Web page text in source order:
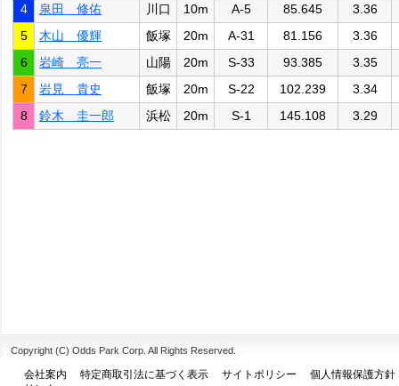
4
泉田 修佑 川口 10m A-5 85.645
3.36
5
木山 優輝 飯塚 20m A-31 81.156
3.36
6
岩崎 亮一 山陽 20m S-33 93.385
3.35
7
岩見 貴史 飯塚 20m S-22 102.239
3.34
8
鈴木 圭一郎 浜松 20m S-1 145.108 3.29
Copyright (C) Odds Park Corp. All Rights Reserved.
会社案内 特定商取引法に基づく表示 サイトポリシー
個人情報保護方針